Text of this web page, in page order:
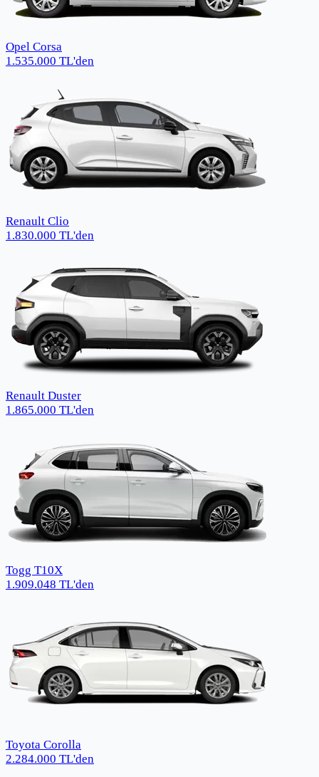
Opel Corsa
1.535.000 TL'den
Renault Clio
1.830.000 TL'den
Renault Duster
1.865.000 TL'den
Togg T10X
1.909.048 TL'den
Toyota Corolla
2.284.000 TL'den